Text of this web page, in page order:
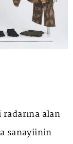
alan
sanayiinin